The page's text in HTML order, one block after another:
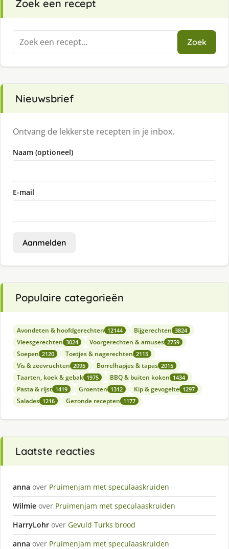
Zoek een recept
Zoeken
naar:
Zoek
Nieuwsbrief
Ontvang de lekkerste recepten in je inbox.
Naam (optioneel)
E-mail
Aanmelden
Populaire categorieën
Avondeten & hoofdgerechten 12144 Bijgerechten 3824
Vleesgerechten 3024 Voorgerechten & amuses 2759
Soepen 2120 Toetjes & nagerechten 2115
Vis & zeevruchten 2095 Borrelhapjes & tapas 2015
Taarten, koek & gebak 1975 BBQ & buiten koken 1434
Pasta & rijst 1419 Groenten 1312 Kip & gevogelte 1297
Salades 1216 Gezonde recepten 1177
Laatste reacties
anna over Pruimenjam met speculaaskruiden
Wilmie over Pruimenjam met speculaaskruiden
HarryLohr over Gevuld Turks brood
anna over Pruimenjam met speculaaskruiden